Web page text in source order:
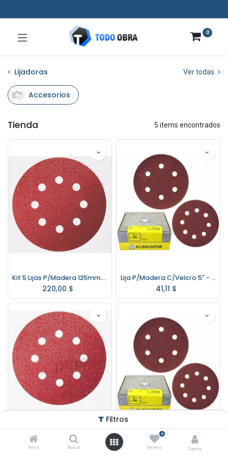
Filtros
Inicio Buscar
0
Deseos Cuenta
0
Lijadoras Ver todas
Accesorios
Tienda 5 items encontrados
Kit 5 Lijas P/Madera 125mm. P/Lijadoras Gr.80 Bosch
220,00 $
Lija P/Madera C/Velcro 5" - 125mm. Klingspor Gr.40
41,11 $
Kit 5 Lijas P/Madera 125mm. P/Lijadoras Gr.40 Bosch
$ 45,63